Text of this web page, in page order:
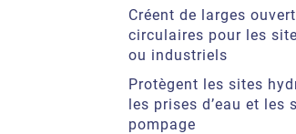
Créent de larges
circulaires pour les
ou industriels
Protègent les sites
les prises d’eau et les
pompage